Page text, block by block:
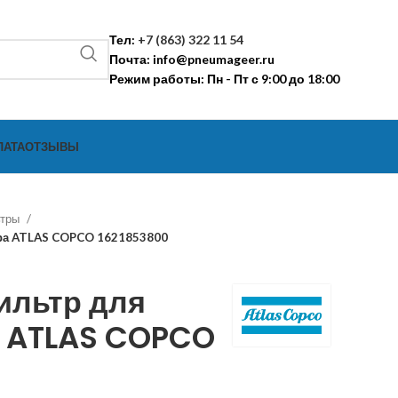
Тел: +7 (863) 322 11 54
Почта: info@pneumageer.ru
Режим работы: Пн - Пт с 9:00 до 18:00
ОТЗЫВЫ
ATLAS COPCO 1621853800
для
COPCO